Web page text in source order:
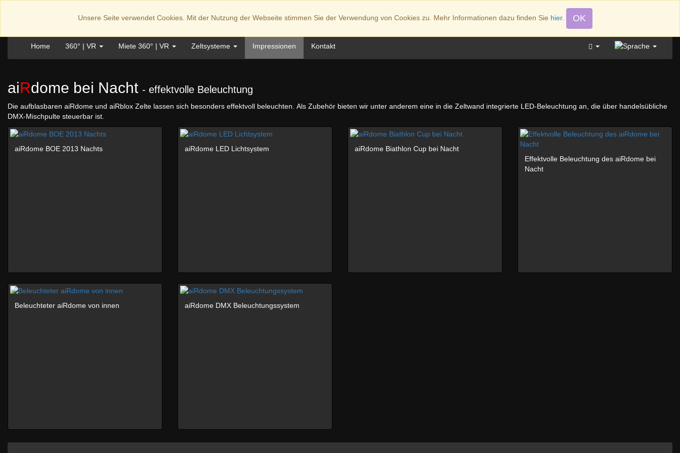
structures.de
Home 360° | VR Miete 360° | VR Zeltsysteme Impressionen Kontakt
aiRdome bei Nacht - effektvolle Beleuchtung
Die aufblasbaren aiRdome und aiRblox Zelte lassen sich besonders effektvoll beleuchten. Als Zubehör bieten wir unter anderem eine in die Zeltwand integrierte LED-Beleuchtung an, die über handelsübliche
DMX-Mischpulte steuerbar ist.
aiRdome BOE 2013 Nachts aiRdome LED Lichtsystem
aiRdome Biathlon Cup bei Nacht
Effektvolle Beleuchtung des aiRdome bei
Nacht
Beleuchteter aiRdome von innen aiRdome DMX Beleuchtungssystem
Unsere Seite verwendet Cookies. Mit der Nutzung der Webseite stimmen Sie der Verwendung von Cookies zu. Mehr Informationen dazu finden Sie hier. OK